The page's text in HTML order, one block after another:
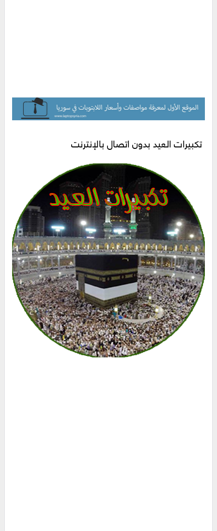
تكبيرات العيد بدون اتصال بالإنترنت